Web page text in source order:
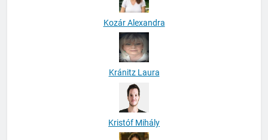
Kozár Alexandra
Kránitz Laura
Kristóf Mihály